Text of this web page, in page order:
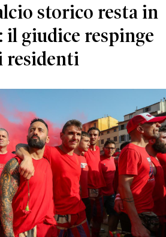
storico resta in
il giudice respinge
residenti